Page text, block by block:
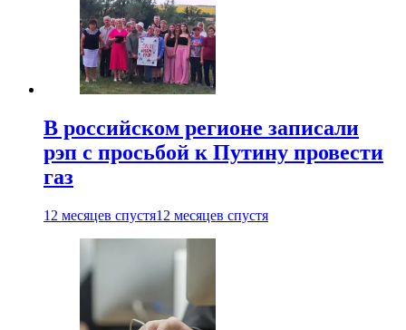
В российском регионе записали
рэп с просьбой к Путину провести
газ
12 месяцев спустя12 месяцев спустя